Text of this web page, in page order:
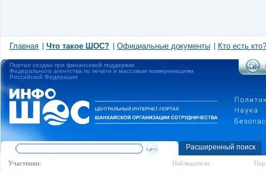
Главная Что такое ШОС? Официальные документы Кто есть кто?
Портал создан при финансовой поддержке
Федерального агентства по печати и массовым коммуникациям
Российской Федерации
Расширенный поиск
Участники: Наблюдатели: